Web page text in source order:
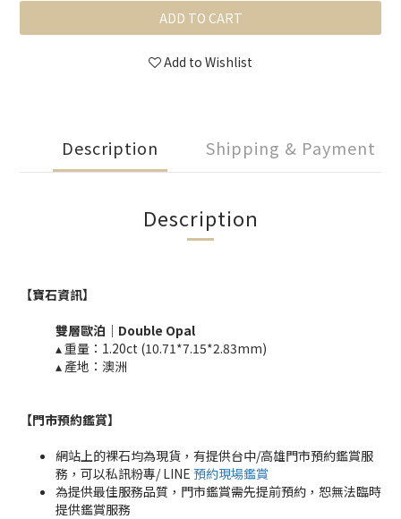
ADD TO CART
Add to Wishlist
Description Shipping & Payment
Description
【寶石資訊】
雙層歐泊｜Double Opal
▴ 重量： 1.20ct (10.71*7.15*2.83mm)
▴ 產地：澳洲
【門市預約鑑賞】
網站上的裸石均為現貨，有提供台中/高雄門市預約鑑賞服
務，可以私訊粉專/ LINE 預約現場鑑賞
為提供最佳服務品質，門市鑑賞需先提前預約，恕無法臨時
提供鑑賞服務